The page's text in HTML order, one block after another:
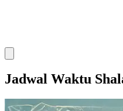
Jadwal Waktu